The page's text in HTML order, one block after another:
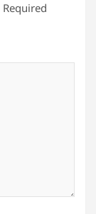
Required